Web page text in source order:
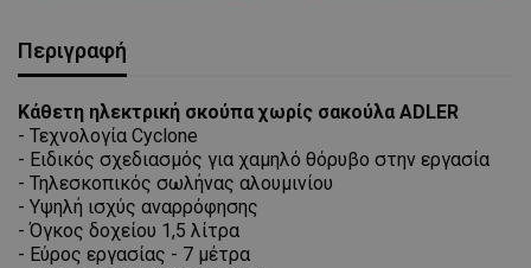
Περιγραφή
Κάθετη ηλεκτρική σκούπα χωρίς σακούλα ADLER
- Τεχνολογία Cyclone
- Ειδικός σχεδιασμός για χαμηλό θόρυβο στην εργασία
- Τηλεσκοπικός σωλήνας αλουμινίου
- Υψηλή ισχύς αναρρόφησης
- Όγκος δοχείου 1,5 λίτρα
- Εύρος εργασίας - 7 μέτρα